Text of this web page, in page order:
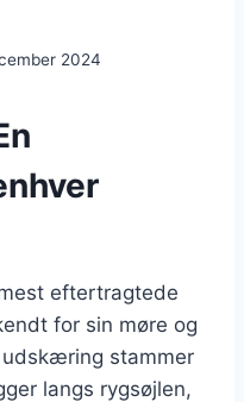
2024
eftertragtede
for sin møre og
stammer
langs rygsøjlen,